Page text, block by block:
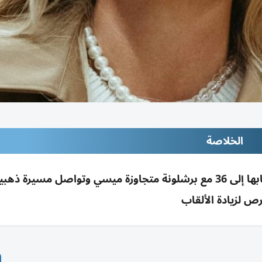
الخلاصة
أليكسيا بوتياس تحصد الدوري العاشر وترفع ألقابها إلى 36 مع برشلونة متجاوزة ميسي وتواصل
لزيادة الألقاب